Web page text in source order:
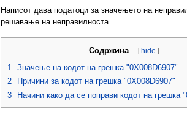
Написот дава податоци за значењето на
решавање на неправилноста.
Содржина [ hide ]
1 Значење на кодот на грешка "0X008D6907"
2
Причини за кодот на грешка "0X008D6907"
3
Начини како да се поправи кодот на грешка